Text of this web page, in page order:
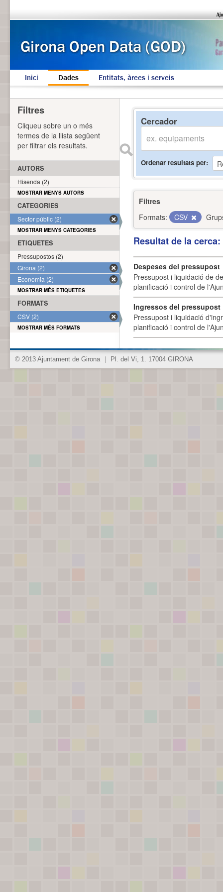
Inici Dades Entitats, àrees i serveis
Cercador
Ordenar resultats per
Filtres
Formats:
CSV
Resultat de la
Despeses del pressupost
Pressupost i liquidació de
planificació i control de
Ingressos del pressupost
Pressupost i liquidació
planificació i control de
Filtres
Cliqueu sobre un o més
termes de la llista següent
per filtrar els resultats.
AUTORS
Hisenda (2)
MOSTRAR MENYS AUTORS
CATEGORIES
Sector públic (2)
MOSTRAR MENYS CATEGORIES
ETIQUETES
Pressupostos (2)
Girona (2)
Economia (2)
MOSTRAR MÉS ETIQUETES
FORMATS
CSV (2)
MOSTRAR MÉS FORMATS
© 2013 Ajuntament de Girona Pl. del Vi, 1. 17004 GIRONA